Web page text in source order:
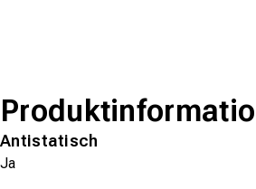
Antistatisch
Ja